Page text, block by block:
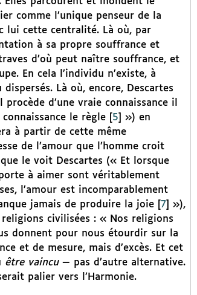
comme l’unique penseur de la
lui cette centralité. Là où, par
à sa propre souffrance et
d’où peut naître souffrance, et
En cela l’individu n’existe, à
Là où, encore, Descartes
d’une vraie connaissance il
le règle[ 5
») en
à partir de cette même
de l’amour que l’homme croit
le voit Descartes (« Et lorsque
à aimer sont véritablement
l’amour est incomparablement
jamais de produire la joie[ 7
»),
religions civilisées : « Nos religions
donnent pour nous étourdir sur la
et de mesure, mais d’excès. Et cet
être vaincu— pas d’autre alternative.
palier vers l’Harmonie.